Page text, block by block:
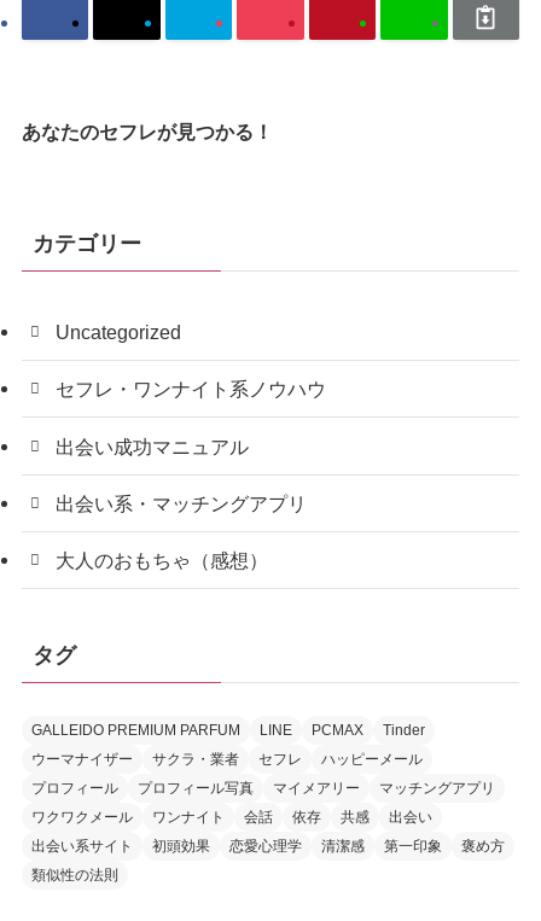
あなたのセフレが見つかる！
カテゴリー
Uncategorized
セフレ・ワンナイト系ノウハウ
出会い成功マニュアル
出会い系・マッチングアプリ
大人のおもちゃ（感想）
タグ
GALLEIDO PREMIUM PARFUM LINE PCMAX
Tinder
ウーマナイザー
サクラ・業者 セフレ
ハッピーメール
プロフィール
プロフィール写真 マイメアリー
マッチングアプリ
ワクワクメール
ワンナイト 会話 依存 共感
出会い
出会い系サイト
初頭効果 恋愛心理学 清潔感 第一印象
褒め方
類似性の法則